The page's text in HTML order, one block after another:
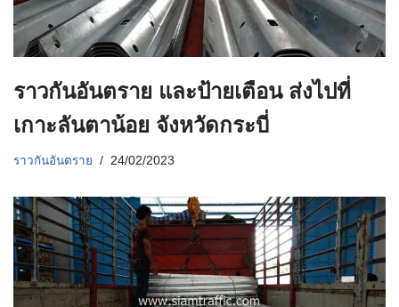
ราวกันอันตราย และป้ายเตือน ส่งไปที่
เกาะลันตาน้อย จังหวัดกระบี่
ราวกันอันตราย 24/02/2023